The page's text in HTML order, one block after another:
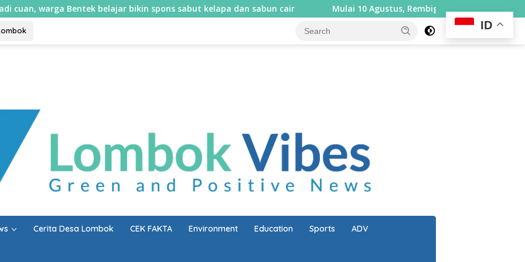
belajar bikin spons sabut kelapa dan sabun cair Mulai 10 Agustus, Rembiga berlakukan sistem satu arah
Cerita Desa Lombok CEK FAKTA Environment Education Sports ADV
ID